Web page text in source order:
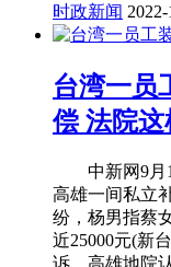
时政新闻
台湾一员
偿 法院这
中新网9月
高雄一间私立
纷，杨男指蔡
近25000元(新
诉，高雄地院